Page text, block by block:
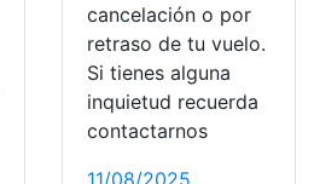
cancelación o por
retraso de tu vuelo.
Si tienes alguna
inquietud recuerda
contactarnos